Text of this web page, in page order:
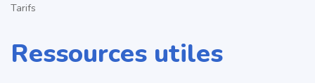
Tarifs
Ressources utiles